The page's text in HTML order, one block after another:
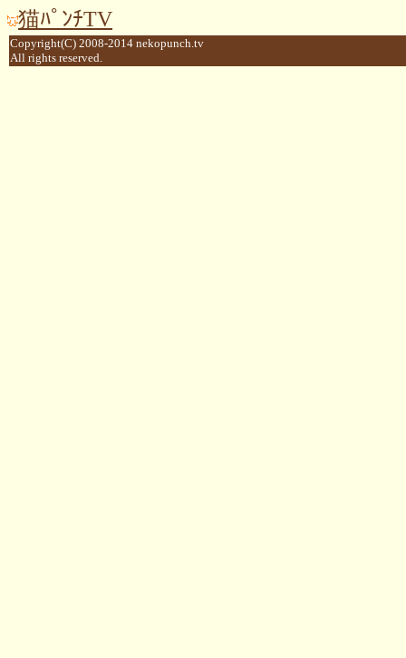
猫ﾊﾟﾝﾁTV
Copyright(C) 2008-2014 nekopunch.tv
All rights reserved.